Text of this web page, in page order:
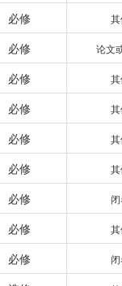
必修
必修 论文
必修
必修
必修
必修
必修
必修
必修